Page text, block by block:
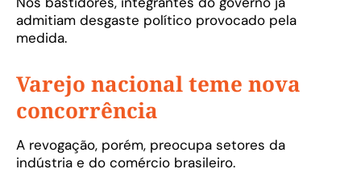
admitiam desgaste político provocado pela
medida.
Varejo nacional teme nova
concorrência
A revogação, porém, preocupa setores da
indústria e do comércio brasileiro.